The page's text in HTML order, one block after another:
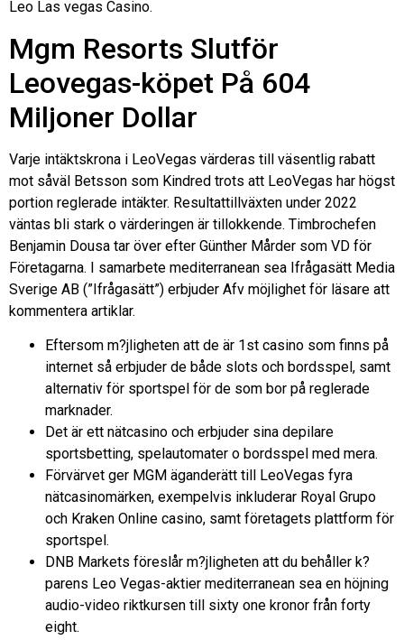
Leo Las vegas Casino.
Mgm Resorts Slutför
Leovegas-köpet På 604
Miljoner Dollar
Varje intäktskrona i LeoVegas värderas till väsentlig rabatt
mot såväl Betsson som Kindred trots att LeoVegas har högst
portion reglerade intäkter. Resultattillväxten under 2022
väntas bli stark o värderingen är tillokkende. Timbrochefen
Benjamin Dousa tar över efter Günther Mårder som VD för
Företagarna. I samarbete mediterranean sea Ifrågasätt Media
Sverige AB (”Ifrågasätt”) erbjuder Afv möjlighet för läsare att
kommentera artiklar.
Eftersom m?jligheten att de är 1st casino som finns på
internet så erbjuder de både slots och bordsspel, samt
alternativ för sportspel för de som bor på reglerade
marknader.
Det är ett nätcasino och erbjuder sina depilare
sportsbetting, spelautomater o bordsspel med mera.
Förvärvet ger MGM äganderätt till LeoVegas fyra
nätcasinomärken, exempelvis inkluderar Royal Grupo
och Kraken Online casino, samt företagets plattform för
sportspel.
DNB Markets föreslår m?jligheten att du behåller k?
parens Leo Vegas-aktier mediterranean sea en höjning
audio-video riktkursen till sixty one kronor från forty
eight.